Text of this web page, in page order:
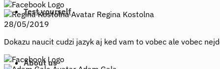
Test yourself
About us
Regina Kostolna
28/05/2019
Dokazu naucit cudzi jazyk aj ked vam to vobec ale vobec